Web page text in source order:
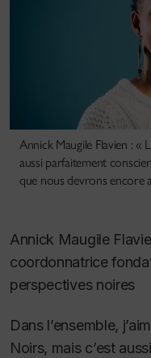
Annick Maugile Flavien : «
aussi parfaitement
que nous devrons encore
Annick Maugile
coordonnatrice
perspectives noires
Dans l’ensemble,
Noirs, mais c’est